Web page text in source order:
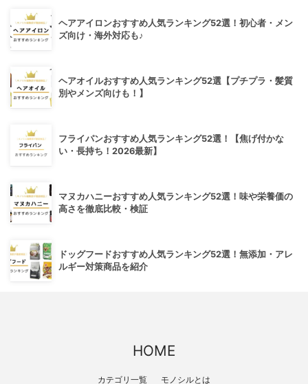
ヘアアイロンおすすめ人気ランキング52選！初心者・メン
ズ向け・海外対応も♪
ヘアオイルおすすめ人気ランキング52選【プチプラ・髪質
別やメンズ向けも！】
フライパンおすすめ人気ランキング52選！【焦げ付かな
い・長持ち！2026最新】
マヌカハニーおすすめ人気ランキング52選！味や栄養価の
高さを徹底比較・検証
ドッグフードおすすめ人気ランキング52選！無添加・アレ
ルギー対策商品を紹介
HOME
カテゴリ一覧 モノシルとは